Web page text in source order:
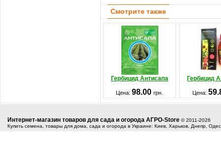
Смотрите также
Гербицид Антисапа Гербицид
Цена:98.00грн. Цена:
Интернет-магазин товаров для сада и огорода АГРО-Store © 2011-2026
Купить семена, товары для дома, сада и огорода в Украине: Киев, Харьков, Днепр,